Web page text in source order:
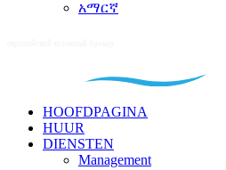
አማርኛ
HOOFDPAGINA
HUUR
DIENSTEN
Management